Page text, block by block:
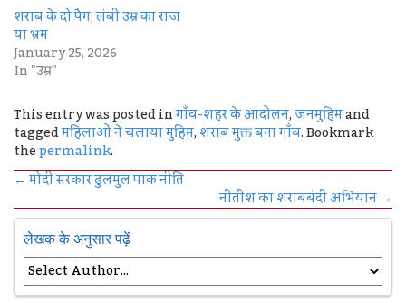
शराब के दो पैग, लंबी उम्र का राज
या भ्रम
January 25, 2026
In "उम्र"
This entry was posted inगाँव-शहर के आंदोलन,जनमुहिमand
taggedमहिलाओं नें चलाया मुहिम,शराब मुक्त बना गाँव. Bookmark
thepermalink.
←मोदी सरकार ढुलमुल पाक नीति
नीतीश का शराबबंदी अभियान→
लेखक के अनुसार पढ़ें